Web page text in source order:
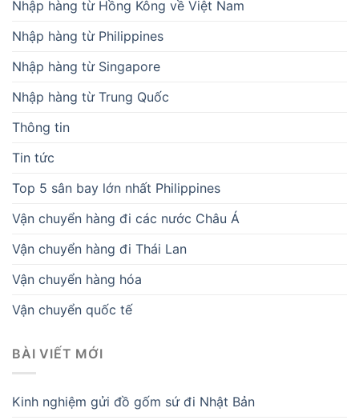
Nhập hàng từ Hồng Kông về Việt Nam
Nhập hàng từ Philippines
Nhập hàng từ Singapore
Nhập hàng từ Trung Quốc
Thông tin
Tin tức
Top 5 sân bay lớn nhất Philippines
Vận chuyển hàng đi các nước Châu Á
Vận chuyển hàng đi Thái Lan
Vận chuyển hàng hóa
Vận chuyển quốc tế
BÀI VIẾT MỚI
Kinh nghiệm gửi đồ gốm sứ đi Nhật Bản